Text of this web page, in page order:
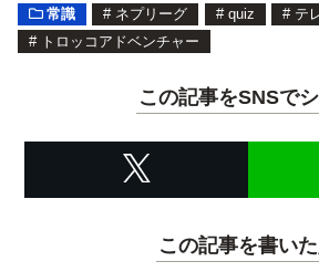
常識 # ネプリーグ # quiz # テ
# トロッコアドベンチャー
この記事をSNSで
この記事を書い